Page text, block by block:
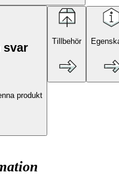
svar
produkt
Tillbehör